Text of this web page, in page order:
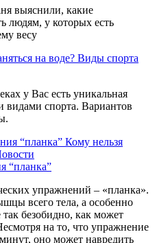
выяснили, какие
людям, у которых есть
весу
на воде? Виды спорта
у Вас есть уникальная
видами спорта. Вариантов
Кому нельзя
“планка”
упражнений – «планка».
всего тела, а особенно
безобидно, как может
на то, что упражнение
оно может навредить